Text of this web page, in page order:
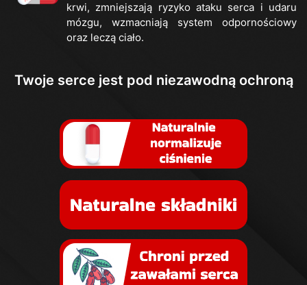
krwi, zmniejszają ryzyko ataku serca i udaru
mózgu, wzmacniają system odpornościowy
oraz leczą ciało.
Twoje serce jest pod niezawodną ochroną